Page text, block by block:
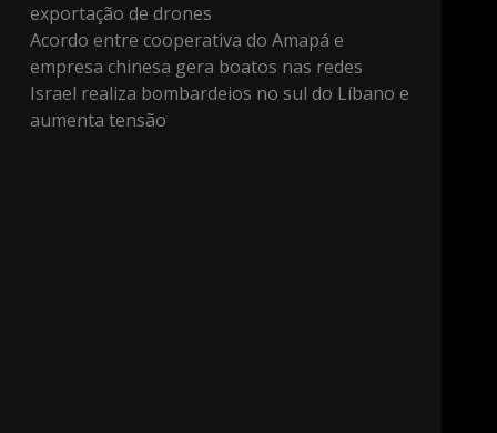
exportação de drones
Acordo entre cooperativa do Amapá e
empresa chinesa gera boatos nas redes
Israel realiza bombardeios no sul do Líbano e
aumenta tensão